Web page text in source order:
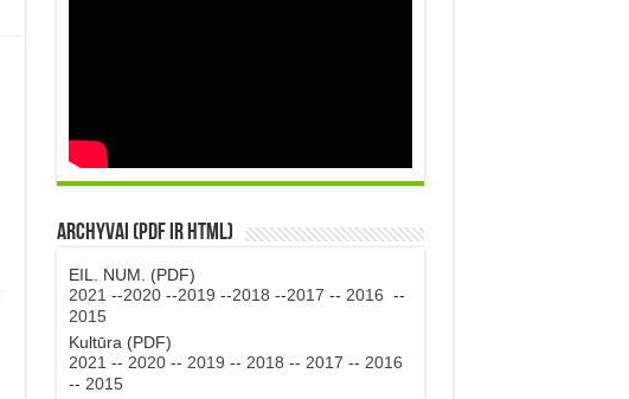
Archyvai (PDF ir HTML)
EIL. NUM. (PDF)
2021 --2020--2019 --2018 --2017 -- 2016 --
2015
Kultūra (PDF)
2021 -- 2020-- 2019 -- 2018 -- 2017 -- 2016
-- 2015